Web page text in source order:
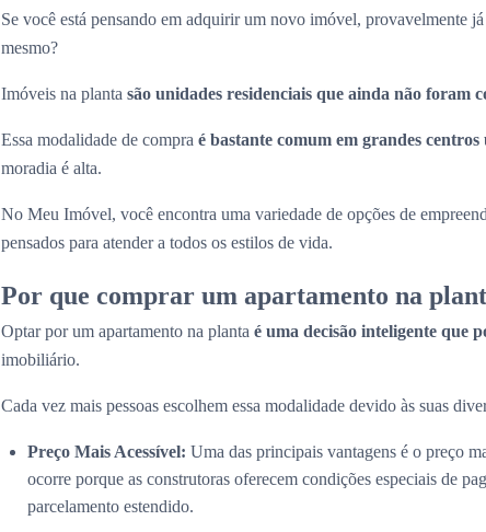
Se você está pensando em adquirir um novo imóvel, provavelmente
mesmo?
Imóveis na planta são unidades residenciais que ainda não foram
Essa modalidade de compra é bastante comum em grandes centros
moradia é alta.
No Meu Imóvel, você encontra uma variedade de opções de
pensados para atender a todos os estilos de vida.
Por que comprar um apartamento na
Optar por um apartamento na planta é uma decisão inteligente que
imobiliário.
Cada vez mais pessoas escolhem essa modalidade devido às suas
Preço Mais Acessível: Uma das principais vantagens é o preço
ocorre porque as construtoras oferecem condições especiais de
parcelamento estendido.